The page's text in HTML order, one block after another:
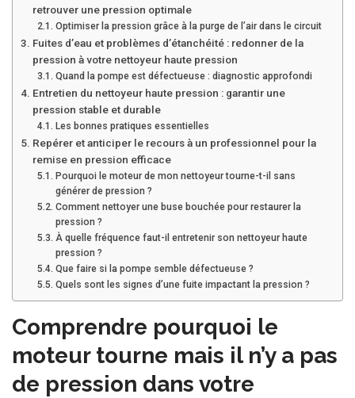
retrouver une pression optimale
Optimiser la pression grâce à la purge de l’air dans le circuit
Fuites d’eau et problèmes d’étanchéité : redonner de la
pression à votre nettoyeur haute pression
Quand la pompe est défectueuse : diagnostic approfondi
Entretien du nettoyeur haute pression : garantir une
pression stable et durable
Les bonnes pratiques essentielles
Repérer et anticiper le recours à un professionnel pour la
remise en pression efficace
Pourquoi le moteur de mon nettoyeur tourne-t-il sans
générer de pression ?
Comment nettoyer une buse bouchée pour restaurer la
pression ?
À quelle fréquence faut-il entretenir son nettoyeur haute
pression ?
Que faire si la pompe semble défectueuse ?
Quels sont les signes d’une fuite impactant la pression ?
Comprendre pourquoi le
moteur tourne mais il n’y a pas
de pression dans votre